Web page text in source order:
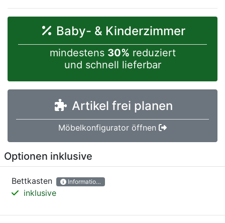
Baby- & Kinderzimmer
mindestens 30% reduziert
und schnell lieferbar
Artikel frei planen
Möbelkonfigurator öffnen
Optionen inklusive
Bettkasten Informationen
inklusive